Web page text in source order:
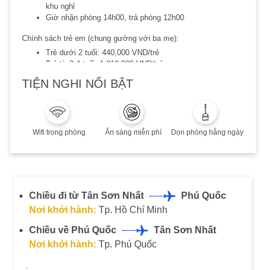
khu nghỉ
Giờ nhận phòng 14h00, trả phòng 12h00
Chính sách trẻ em (chung gường với ba mẹ):
Trẻ dưới 2 tuổi: 440,000 VND/trẻ
Trẻ từ 2-4 tuổi: 1,810,000 VND/trẻ
Trẻ từ 5-11 tuổi: 3,810,000 VND/trẻ
Combo áp dụng khách Việt và người nước ngoài sinh
sống, làm việc tại VN
Thời hạn đến 20/12/2023
Có phụ thu cuối tuần, Lễ/Tết, mùa cao điểm: Quý khách
TIỆN NGHI NỔI BẬT
Wifi trong phòng Ăn sáng miễn phí Dọn phòng hằng ngày
Chiều đi từ Tân Sơn Nhất
Phú Quốc
Nơi khởi hành: Tp. Hồ Chí Minh
Chiều về Phú Quốc
Tân Sơn Nhất
Nơi khởi hành: Tp. Phú Quốc